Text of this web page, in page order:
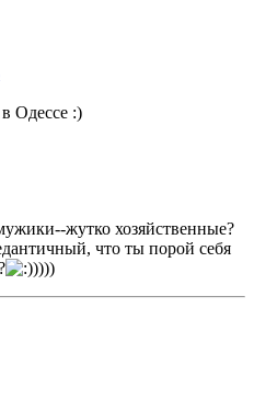
Одессе :)
жутко хозяйственные?
что ты порой себя
))))